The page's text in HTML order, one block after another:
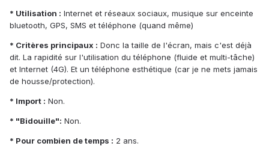
* Utilisation : Internet et réseaux sociaux, musique sur enceinte
bluetooth, GPS, SMS et téléphone (quand même)
* Critères principaux : Donc la taille de l'écran, mais c'est déjà
dit. La rapidité sur l'utilisation du téléphone (fluide et multi-tâche)
et Internet (4G). Et un téléphone esthétique (car je ne mets jamais
de housse/protection).
* Import : Non.
* "Bidouille": Non.
* Pour combien de temps : 2 ans.